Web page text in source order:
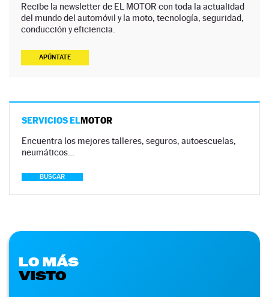
Recibe la newsletter de EL MOTOR con toda la actualidad
del mundo del automóvil y la moto, tecnología, seguridad,
conducción y eficiencia.
APÚNTATE
SERVICIOS ELMOTOR
Encuentra los mejores talleres, seguros, autoescuelas,
neumáticos…
BUSCAR
LO MÁS
VISTO